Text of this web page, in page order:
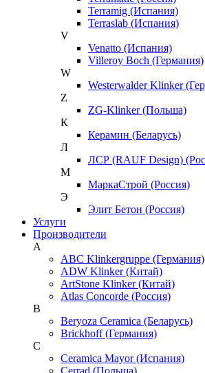
Terramig (Испания)
Terraslab (Испания)
V
Venatto (Испания)
Villeroy Boch (Германия)
W
Westerwalder Klinker
Z
ZG-Klinker (Польша)
К
Керамин (Беларусь)
Л
ЛСР (RAUF Design)
М
МаркаСтрой (Россия)
Э
Элит Бетон (Россия)
Услуги
Производители
A
ABC Klinkergruppe (Германия)
ADW Klinker (Китай)
ArtStone Klinker (Китай)
Atlas Concorde (Россия)
B
Beryoza Ceramica (Беларусь)
Brickhoff (Германия)
C
Ceramica Mayor (Испания)
Cerrad (Польша)